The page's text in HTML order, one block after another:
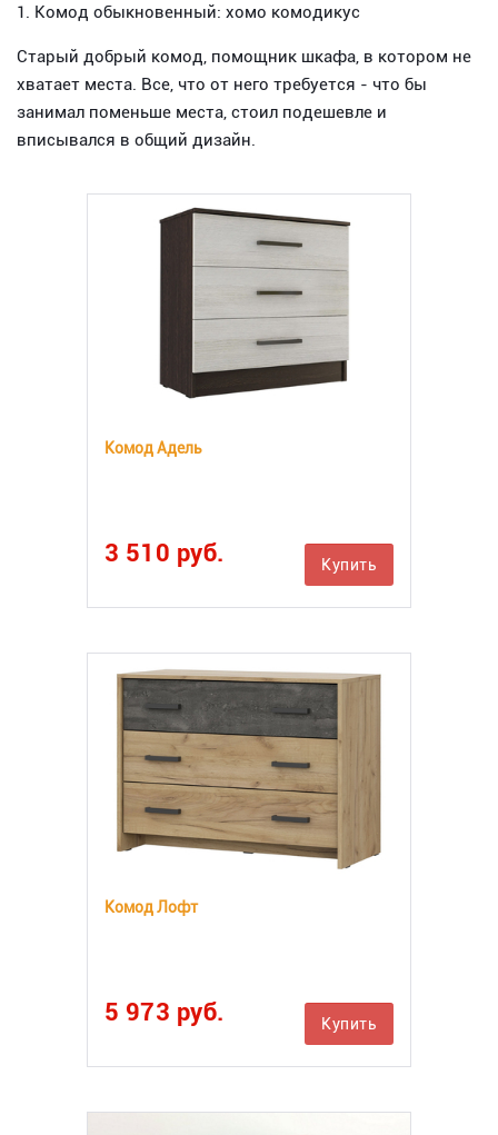
1. Комод обыкновенный: хомо комодикус
Старый добрый комод, помощник шкафа, в котором не
хватает места. Все, что от него требуется - что бы
занимал поменьше места, стоил подешевле и
вписывался в общий дизайн.
Комод Адель
3 510 руб. Купить
Комод Лофт
5 973 руб. Купить